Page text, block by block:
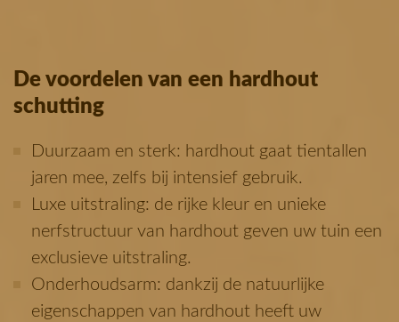
De voordelen van een hardhout
schutting
Duurzaam en sterk: hardhout gaat tientallen
jaren mee, zelfs bij intensief gebruik.
Luxe uitstraling: de rijke kleur en unieke
nerfstructuur van hardhout geven uw tuin een
exclusieve uitstraling.
Onderhoudsarm: dankzij de natuurlijke
eigenschappen van hardhout heeft uw